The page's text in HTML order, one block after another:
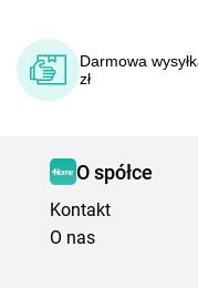
Darmowa
zł
O spółce
Kontakt
O nas